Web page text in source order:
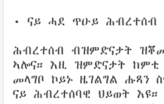
• ናይ ሓደ ጥዑይ ሕብረተሰብ
ሕብረተሰብ ብዝምድናታት
ኣሎና። እዚ ዝምድናታት ከምቲ
መላግቦ ኮይኑ ዜገልግል ሑጻን
ናይ ሕብረተሰባዊ ህይወት